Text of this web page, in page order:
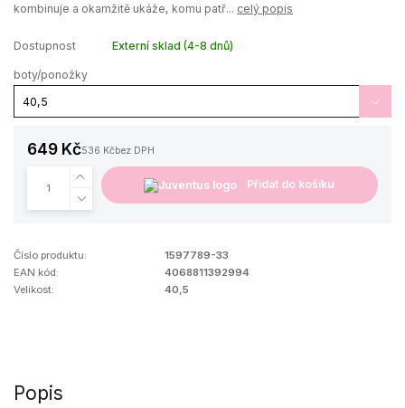
kombinuje a okamžitě ukáže, komu patř... celý popis
Dostupnost Externí sklad (4-8 dnů)
boty/ponožky
649 Kč536 Kčbez DPH
Přidat do košíku
Číslo produktu:
1597789-33
EAN kód:
4068811392994
Velikost:
40,5
Popis